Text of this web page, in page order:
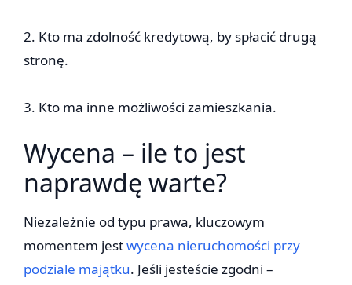
2. Kto ma zdolność kredytową, by spłacić drugą
stronę.
3. Kto ma inne możliwości zamieszkania.
Wycena – ile to jest
naprawdę warte?
Niezależnie od typu prawa, kluczowym
momentem jestwycena nieruchomości przy
podziale majątku. Jeśli jesteście zgodni –